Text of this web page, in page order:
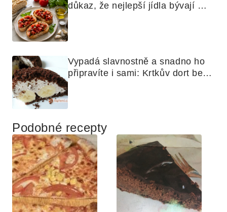
důkaz, že nejlepší jídla bývají
Vypadá slavnostně a snadno ho
připravíte i sami: Krtkův dort bez
Podobné recepty